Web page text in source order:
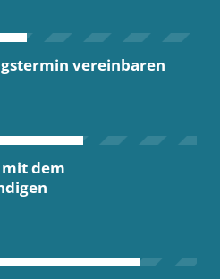
vereinbaren
dem